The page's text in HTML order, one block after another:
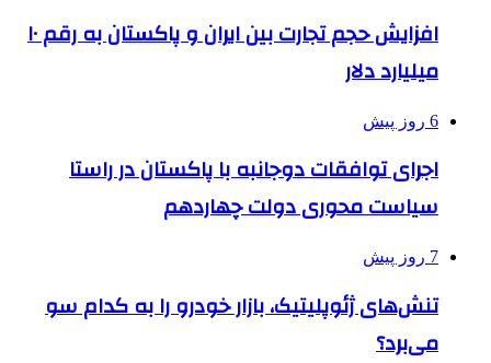
افزایش حجم تجارت بین ایران و پاکستان به رقم ۱۰
میلیارد دلار
6 روز پیش
اجرای توافقات دوجانبه با پاکستان در راستا
سیاست محوری دولت چهاردهم
7 روز پیش
تنش‌های ژئوپلیتیک، بازار خودرو را به کدام سو
می‌برد؟